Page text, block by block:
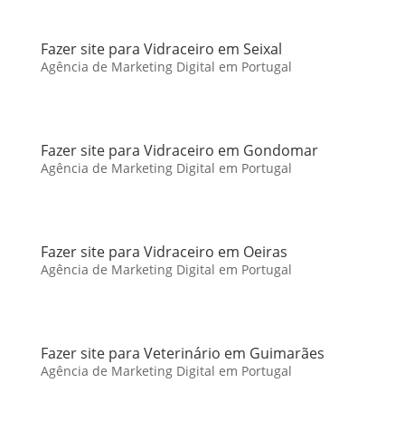
Fazer site para Vidraceiro em Seixal
Agência de Marketing Digital em Portugal
Fazer site para Vidraceiro em Gondomar
Agência de Marketing Digital em Portugal
Fazer site para Vidraceiro em Oeiras
Agência de Marketing Digital em Portugal
Fazer site para Veterinário em Guimarães
Agência de Marketing Digital em Portugal